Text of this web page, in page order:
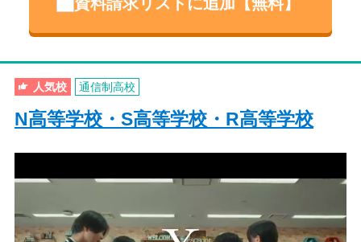
人気校 通信制高校
N高等学校・S高等学校・R高等学校